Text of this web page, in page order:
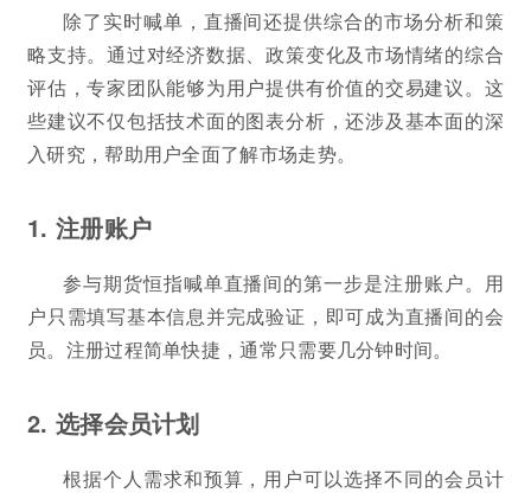
除了实时喊单，直播间还提供综合的市场分析和策
略支持。通过对经济数据、政策变化及市场情绪的综合
评估，专家团队能够为用户提供有价值的交易建议。这
些建议不仅包括技术面的图表分析，还涉及基本面的深
入研究，帮助用户全面了解市场走势。
1. 注册账户
参与期货恒指喊单直播间的第一步是注册账户。用
户只需填写基本信息并完成验证，即可成为直播间的会
员。注册过程简单快捷，通常只需要几分钟时间。
2. 选择会员计划
根据个人需求和预算，用户可以选择不同的会员计